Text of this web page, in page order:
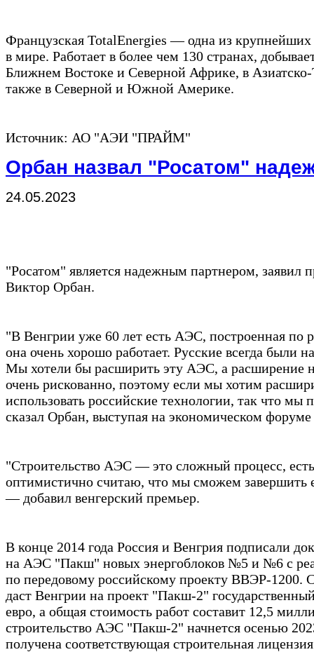
Французская TotalEnergies — одна из крупнейших
в мире. Работает в более чем 130 странах,
Ближнем Востоке и Северной Африке, в Азиатско-
также в Северной и Южной Америке.
Источник: АО "АЭИ "ПРАЙМ"
Орбан назвал "Росатом"
24.05.2023
"Росатом" является надежным партнером, заявил
Виктор Орбан.
"В Венгрии уже 60 лет есть АЭС, построенная по
она очень хорошо работает. Русские всегда были
Мы хотели бы расширить эту АЭС, а расширение
очень рискованно, поэтому если мы хотим
использовать российские технологии, так что
сказал Орбан, выступая на экономическом форуме
"Строительство АЭС — это сложный процесс,
оптимистично считаю, что мы сможем завершить
— добавил венгерский премьер.
В конце 2014 года Россия и Венгрия подписали
на АЭС "Пакш" новых энергоблоков №5 и №6 с
по передовому российскому проекту ВВЭР-1200.
даст Венгрии на проект "Пакш-2"
евро, а общая стоимость работ составит 12,5
строительство АЭС "Пакш-2" начнется осенью
получена соответствующая строительная